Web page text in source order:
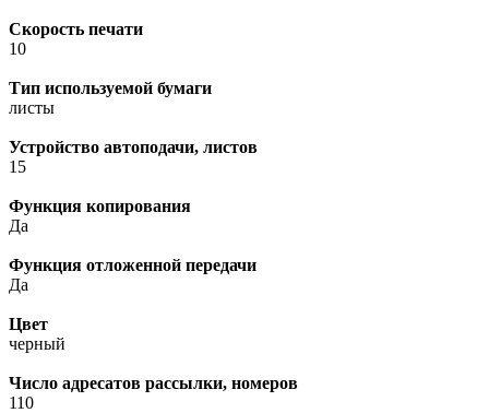
Скорость печати
10
Тип используемой бумаги
листы
Устройство автоподачи, листов
15
Функция копирования
Да
Функция отложенной передачи
Да
Цвет
черный
Число адресатов рассылки, номеров
110